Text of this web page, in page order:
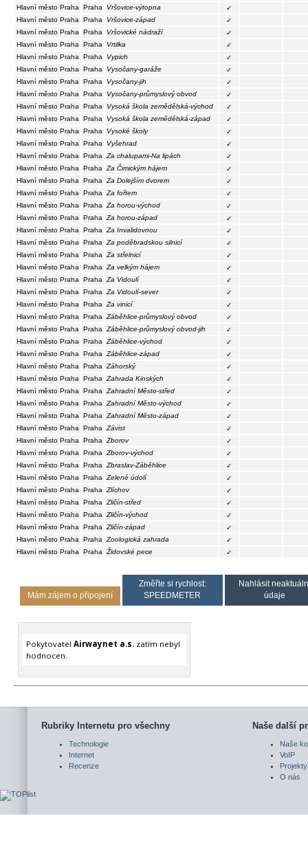
Hlavní město Praha
Praha Vršovice-výtopna
✓
Hlavní město Praha
Praha Vršovice-západ
✓
Hlavní město Praha
Praha Vršovické nádraží
✓
Hlavní město Praha
Praha Vrtilka
✓
Hlavní město Praha
Praha Vypich
✓
Hlavní město Praha
Praha Vysočany-garáže
✓
Hlavní město Praha
Praha Vysočany-jih
✓
Hlavní město Praha
Praha Vysočany-průmyslový obvod
✓
Hlavní město Praha
Praha Vysoká škola zemědělská-východ
✓
Hlavní město Praha
Praha Vysoká škola zemědělská-západ
✓
Hlavní město Praha
Praha Vysoké školy
✓
Hlavní město Praha
Praha Vyšehrad
✓
Hlavní město Praha
Praha Za chalupami-Na lipách
✓
Hlavní město Praha
Praha Za Čimickým hájem
✓
Hlavní město Praha
Praha Za Dolejším dvorem
✓
Hlavní město Praha
Praha Za fořtem
✓
Hlavní město Praha
Praha Za horou-východ
✓
Hlavní město Praha
Praha Za horou-západ
✓
Hlavní město Praha
Praha Za Invalidovnou
✓
Hlavní město Praha
Praha Za poděbradskou silnicí
✓
Hlavní město Praha
Praha Za střelnicí
✓
Hlavní město Praha
Praha Za velkým hájem
✓
Hlavní město Praha
Praha Za Vidoulí
✓
Hlavní město Praha
Praha Za Vidoulí-sever
✓
Hlavní město Praha
Praha Za vinicí
✓
Hlavní město Praha
Praha Záběhlice-průmyslový obvod
✓
Hlavní město Praha
Praha Záběhlice-průmyslový obvod-jih
✓
Hlavní město Praha
Praha Záběhlice-východ
✓
Hlavní město Praha
Praha Záběhlice-západ
✓
Hlavní město Praha
Praha Záhorský
✓
Hlavní město Praha
Praha Zahrada Kinských
✓
Hlavní město Praha
Praha Zahradní Město-střed
✓
Hlavní město Praha
Praha Zahradní Město-východ
✓
Hlavní město Praha
Praha Zahradní Město-západ
✓
Hlavní město Praha
Praha Závist
✓
Hlavní město Praha
Praha Zborov
✓
Hlavní město Praha
Praha Zborov-východ
✓
Hlavní město Praha
Praha Zbraslav-Záběhlice
✓
Hlavní město Praha
Praha Zelené údolí
✓
Hlavní město Praha
Praha Zlíchov
✓
Hlavní město Praha
Praha Zličín-střed
✓
Hlavní město Praha
Praha Zličín-východ
✓
Hlavní město Praha
Praha Zličín-západ
✓
Hlavní město Praha
Praha Zoologická zahrada
✓
Hlavní město Praha
Praha Židovské pece ✓
Mám zájem o připojení
Změřte si rychlost:
SPEEDMETER
Nahlásit
údaje
Pokytovatel Airwaynet a.s.zatím nebyl
hodnocen.
Rubriky Internetu pro všechny
Technologie
Internet
Recenze
Naše další
Naše
VoIP
Projekty
O nás